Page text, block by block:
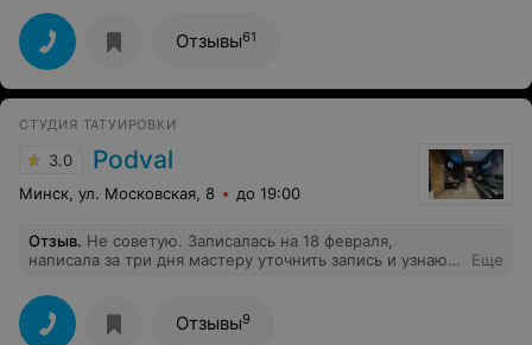
великолепную - укладывается с первого дня и до
следующей стрижки без проблем. Мне очень нравится
Маша! Спасибо ей за мастерство!
Отзывы61
СТУДИЯ ТАТУИРОВКИ
3.0 Podval
Минск, ул. Московская, 8 до 19:00
Отзыв. Не советую. Записалась на 18 февраля,
написала за три дня мастеру уточнить запись и узнаю,
месяца, очень неприятно.
Еще
Отзывы9